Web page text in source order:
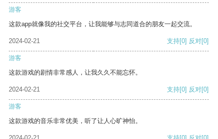
游客
这款app就像我的社交平台，让我能够与志同道合的朋友一起交流。
2024-02-21 支持[0] 反对[0]
游客
这款游戏的剧情非常感人，让我久久不能忘怀。
2024-02-21 支持[0] 反对[0]
游客
这款游戏的音乐非常优美，听了让人心旷神怡。